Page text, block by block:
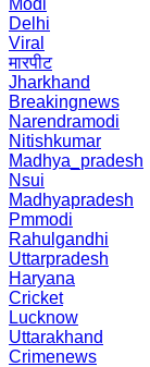
Modi
Delhi
Viral
मारपीट
Jharkhand
Breakingnews
Narendramodi
Nitishkumar
Madhya_pradesh
Nsui
Madhyapradesh
Pmmodi
Rahulgandhi
Uttarpradesh
Haryana
Cricket
Lucknow
Uttarakhand
Crimenews